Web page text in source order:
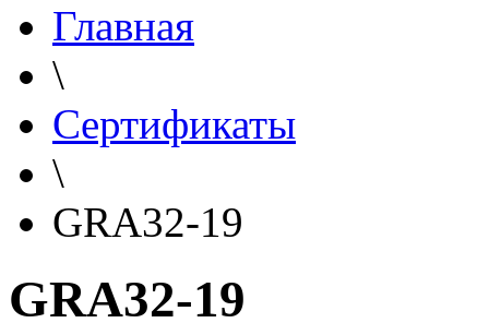
Главная
\
Сертификаты
\
GRA32-19
GRA32-19